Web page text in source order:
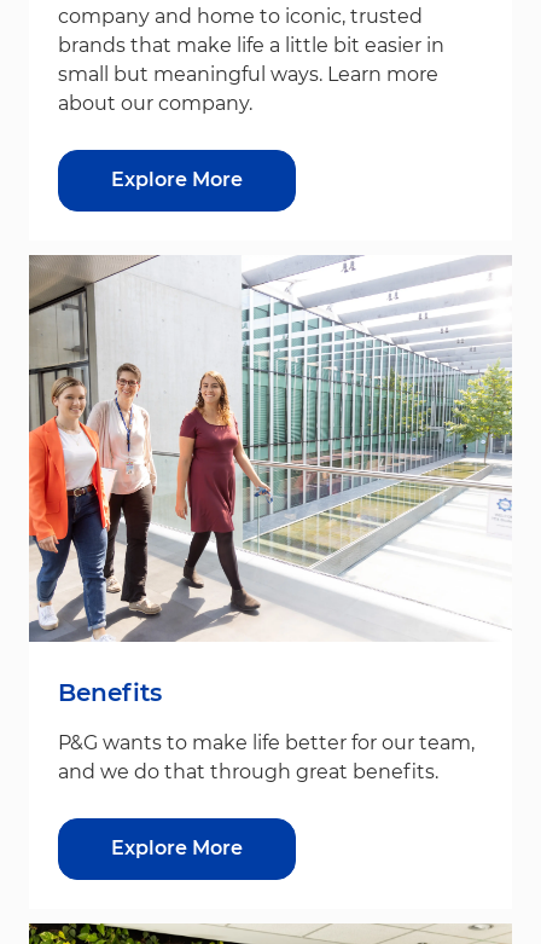
company and home to iconic, trusted
brands that make life a little bit easier in
small but meaningful ways. Learn more
about our company.
Explore More
Benefits
P&G wants to make life better for our team,
and we do that through great benefits.
Explore More